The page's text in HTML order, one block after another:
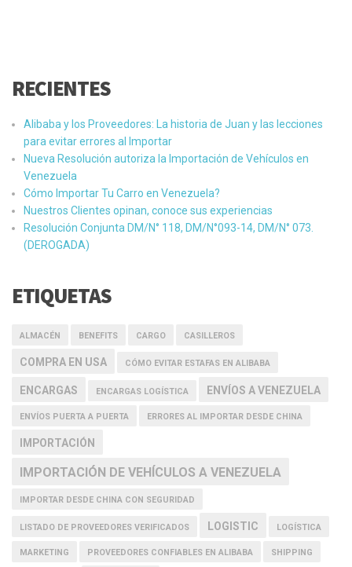
RECIENTES
Alibaba y los Proveedores: La historia de Juan y las lecciones
para evitar errores al Importar
Nueva Resolución autoriza la Importación de Vehículos en
Venezuela
Cómo Importar Tu Carro en Venezuela?
Nuestros Clientes opinan, conoce sus experiencias
Resolución Conjunta DM/N° 118, DM/N°093-14, DM/N° 073.
(DEROGADA)
ETIQUETAS
ALMACÉN BENEFITS CARGO CASILLEROS
COMPRA EN USA CÓMO EVITAR ESTAFAS EN ALIBABA
ENCARGAS ENCARGAS LOGÍSTICA ENVÍOS A VENEZUELA
ENVÍOS PUERTA A PUERTA ERRORES AL IMPORTAR DESDE CHINA
IMPORTACIÓN
IMPORTACIÓN DE VEHÍCULOS A VENEZUELA
IMPORTAR DESDE CHINA CON SEGURIDAD
LISTADO DE PROVEEDORES VERIFICADOS LOGISTIC LOGÍSTICA
MARKETING PROVEEDORES CONFIABLES EN ALIBABA SHIPPING